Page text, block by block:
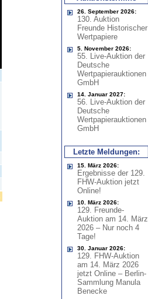
26. September 2026:
130. Auktion
Freunde Historischer
Wertpapiere
5. November 2026:
55. Live-Auktion der
Deutsche
Wertpapierauktionen
GmbH
14. Januar 2027:
56. Live-Auktion der
Deutsche
Wertpapierauktionen
GmbH
Letzte Meldungen:
15. März 2026:
Ergebnisse der 129.
FHW-Auktion jetzt
Online!
10. März 2026:
129. Freunde-
Auktion am 14. März
2026 – Nur noch 4
Tage!
30. Januar 2026:
129. FHW-Auktion
am 14. März 2026
jetzt Online – Berlin-
Sammlung Manula
Benecke